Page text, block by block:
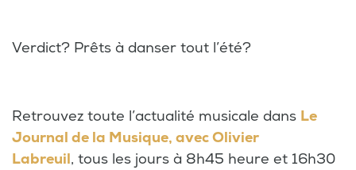
Verdict? Prêts à danser tout l’été?
Retrouvez toute l’actualité musicale dans Le
Journal de la Musique, avec Olivier
Labreuil, tous les jours à 8h45 heure et 16h30